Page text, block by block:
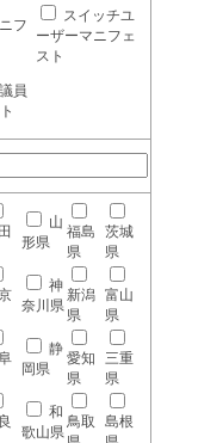
フ
スイッチユ
ーザーマニフェ
スト
員
山
形県
福島
県
茨城
県
神
奈川県
新潟
県
富山
県
静
岡県
愛知
県
三重
県
和
歌山県
鳥取
島根